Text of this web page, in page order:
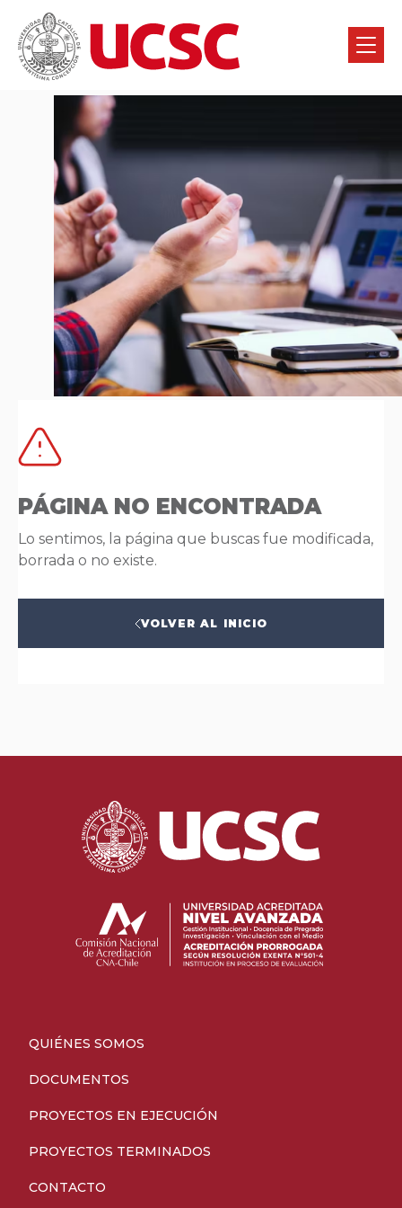
PÁGINA NO ENCONTRADA
Lo sentimos, la página que buscas fue modificada,
borrada o no existe.
VOLVER AL INICIO
QUIÉNES SOMOS
DOCUMENTOS
PROYECTOS EN EJECUCIÓN
PROYECTOS TERMINADOS
CONTACTO